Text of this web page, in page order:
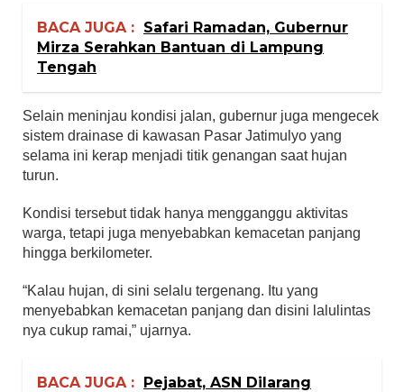
BACA JUGA : Safari Ramadan, Gubernur
Mirza Serahkan Bantuan di Lampung
Tengah
Selain meninjau kondisi jalan, gubernur juga mengecek
sistem drainase di kawasan Pasar Jatimulyo yang
selama ini kerap menjadi titik genangan saat hujan
turun.
Kondisi tersebut tidak hanya mengganggu aktivitas
warga, tetapi juga menyebabkan kemacetan panjang
hingga berkilometer.
“Kalau hujan, di sini selalu tergenang. Itu yang
menyebabkan kemacetan panjang dan disini lalulintas
nya cukup ramai,” ujarnya.
BACA JUGA : Pejabat, ASN Dilarang